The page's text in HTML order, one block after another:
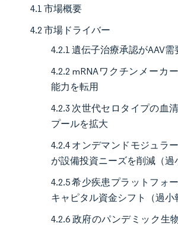
4.1 市場概要
4.2 市場ドライバー
4.2.1 遺伝子治療承認がAAV需
4.2.2 mRNAワクチンメーカ
能力を転用
4.2.3 次世代セロタイプの血
プールを拡大
4.2.4 オンデマンドモジュラ
が設備投資ニーズを削減（過
4.2.5 希少疾患プラットフォ
キャピタル資金シフト（過小
4.2.6 政府のパンデミック生